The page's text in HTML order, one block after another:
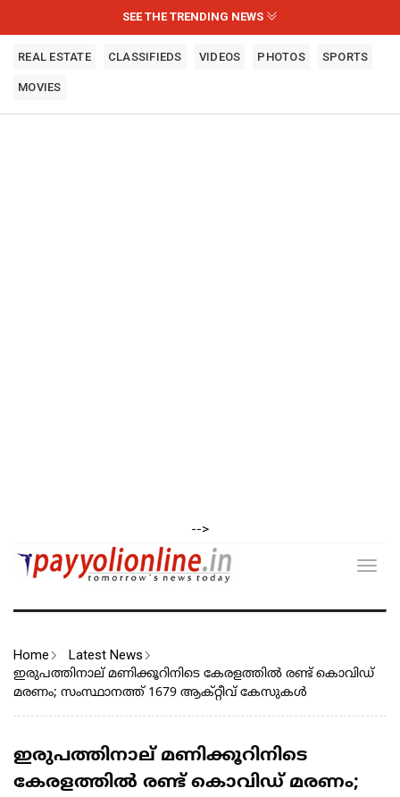
SEE THE TRENDING NEWS
REAL ESTATE CLASSIFIEDS VIDEOS PHOTOS SPORTS
MOVIES
-->
Home Latest News
ഇരുപത്തിനാല് മണിക്കൂറിനിടെ കേരളത്തിൽ രണ്ട് കൊവിഡ്
മരണം; സംസ്ഥാനത്ത് 1679 ആക്റ്റീവ് കേസുകൾ
ഇരുപത്തിനാല് മണിക്കൂറിനിടെ
കേരളത്തിൽ രണ്ട് കൊവിഡ് മരണം;